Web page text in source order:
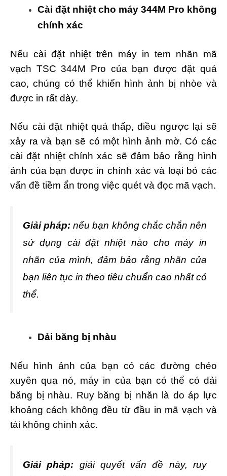
Cài đặt nhiệt cho máy 344M Pro không
chính xác
Nếu cài đặt nhiệt trên máy in tem nhãn mã
vạch TSC 344M Pro của bạn được đặt quá
cao, chúng có thể khiến hình ảnh bị nhòe và
được in rất dày.
Nếu cài đặt nhiệt quá thấp, điều ngược lại sẽ
xảy ra và bạn sẽ có một hình ảnh mờ. Có các
cài đặt nhiệt chính xác sẽ đảm bảo rằng hình
ảnh của bạn được in chính xác và loại bỏ các
vấn đề tiềm ẩn trong việc quét và đọc mã vạch.
Giải pháp: nếu bạn không chắc chắn nên
sử dụng cài đặt nhiệt nào cho máy in
nhãn của mình, đảm bảo rằng nhãn của
bạn liên tục in theo tiêu chuẩn cao nhất có
thể.
Dải băng bị nhàu
Nếu hình ảnh của bạn có các đường chéo
xuyên qua nó, máy in của bạn có thể có dải
băng bị nhàu. Ruy băng bị nhăn là do áp lực
khoảng cách không đều từ đầu in mã vạch và
tải không chính xác.
Giải pháp: giải quyết vấn đề này, ruy